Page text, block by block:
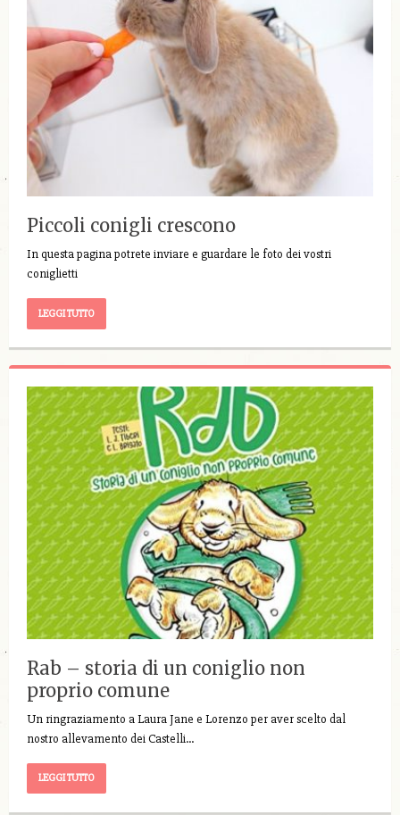
Piccoli conigli crescono
In questa pagina potrete inviare e guardare le foto dei vostri
coniglietti
LEGGI TUTTO
Rab – storia di un coniglio non
proprio comune
Un ringraziamento a Laura Jane e Lorenzo per aver scelto dal
nostro allevamento dei Castelli…
LEGGI TUTTO